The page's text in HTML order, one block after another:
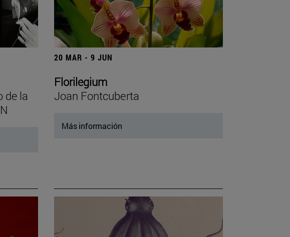
de la
20 MAR - 9 JUN
Florilegium
Joan Fontcuberta
Más información